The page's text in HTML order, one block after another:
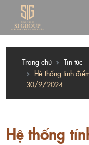
Trang chủ
Tin tức
Hệ thống tính
30/9/2024
Hệ thống